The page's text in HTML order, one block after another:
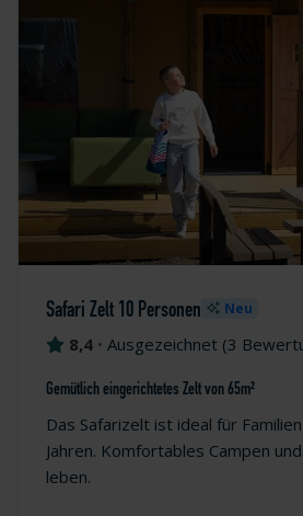
Safari Zelt 10 Personen Neu
8,4 • Ausgezeichnet (3
Gemütlich eingerichtetes Zelt von 65m²
Das Safarizelt ist ideal für
Jahren. Komfortables Campen
leben.